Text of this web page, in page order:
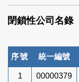
索
閉鎖性公司名錄
序號 統一編號
1 00000379